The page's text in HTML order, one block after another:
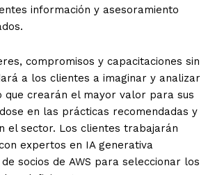
información y asesoramiento
compromisos y capacitaciones sin
a los clientes a imaginar y analizar
que crearán el mayor valor para sus
en las prácticas recomendadas y
el sector. Los clientes trabajarán
expertos en IA generativa
socios de AWS para seleccionar los